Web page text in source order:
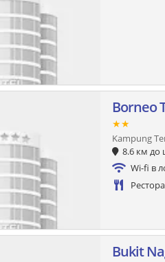
Borneo
★★
Kampung
8.6 км до
Wi-fi в
Bukit